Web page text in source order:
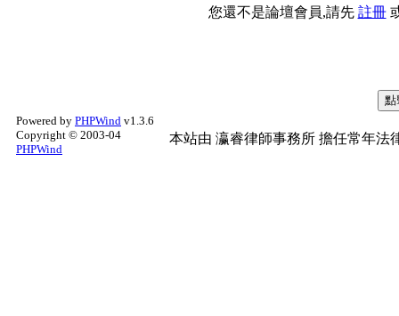
您還不是論壇會員,請先 註冊
Powered by PHPWind v1.3.6
Copyright © 2003-04
PHPWind
本站由 瀛睿律師事務所 擔任常年法